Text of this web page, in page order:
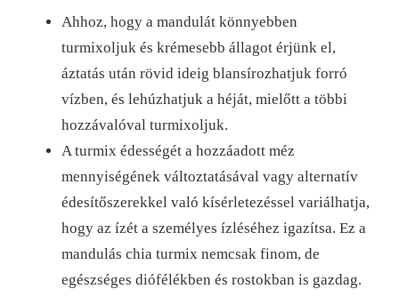
Ahhoz, hogy a mandulát könnyebben
turmixoljuk és krémesebb állagot érjünk el,
áztatás után rövid ideig blansírozhatjuk forró
vízben, és lehúzhatjuk a héját, mielőtt a többi
hozzávalóval turmixoljuk.
A turmix édességét a hozzáadott méz
mennyiségének változtatásával vagy alternatív
édesítőszerekkel való kísérletezéssel variálhatja,
hogy az ízét a személyes ízléséhez igazítsa. Ez a
mandulás chia turmix nemcsak finom, de
egészséges diófélékben és rostokban is gazdag.